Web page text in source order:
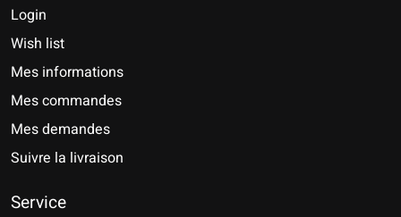
Login
Wish list
Mes informations
Mes commandes
Mes demandes
Suivre la livraison
Service